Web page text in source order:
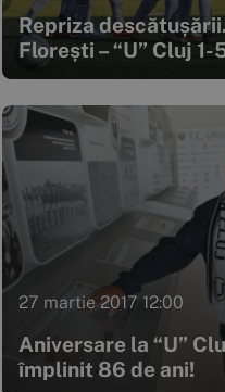
Repriza
Florești – “U” Cluj 1-
27 martie 2017 12:00
Aniversare la “U”
împlinit 86 de ani!